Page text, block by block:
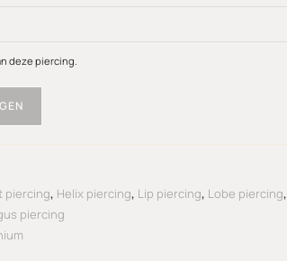
deze piercing.
piercing, Helix piercing, Lip piercing, Lobe piercing,
piercing